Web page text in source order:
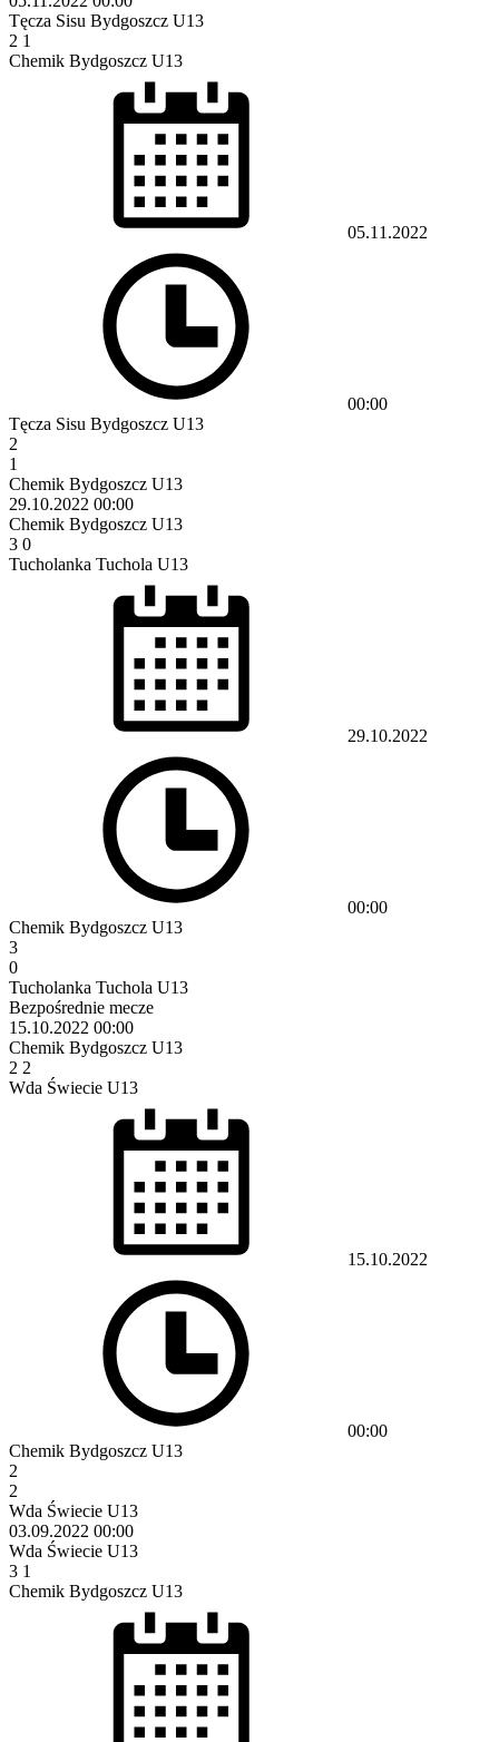
Tęcza Sisu Bydgoszcz U13
2 1
Chemik Bydgoszcz U13
05.11.2022
00:00
Tęcza Sisu Bydgoszcz U13
2
1
Chemik Bydgoszcz U13
29.10.2022 00:00
Chemik Bydgoszcz U13
3 0
Tucholanka Tuchola U13
29.10.2022
00:00
Chemik Bydgoszcz U13
3
0
Tucholanka Tuchola U13
Bezpośrednie mecze
15.10.2022 00:00
Chemik Bydgoszcz U13
2 2
Wda Świecie U13
15.10.2022
00:00
Chemik Bydgoszcz U13
2
2
Wda Świecie U13
03.09.2022 00:00
Wda Świecie U13
3 1
Chemik Bydgoszcz U13